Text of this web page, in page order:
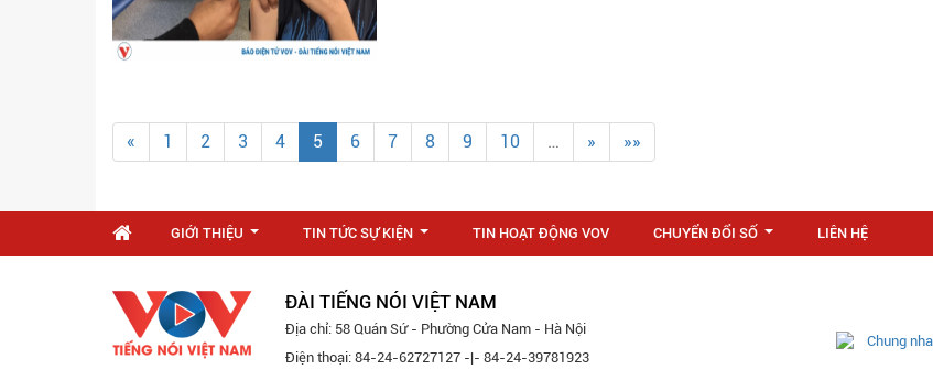
« 1 2 3 4 5 6 7 8 9 10 … » »»
GIỚI THIỆU TIN TỨC SỰ KIỆN TIN HOẠT ĐỘNG VOV CHUYỂN ĐỔI SỐ LIÊN HỆ
ĐÀI TIẾNG NÓI VIỆT NAM
Địa chỉ: 58 Quán Sứ - Phường Cửa Nam - Hà Nội
Điện thoại: 84-24-62727127 -|- 84-24-39781923